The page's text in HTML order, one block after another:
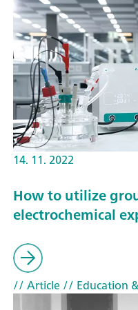
14. 11. 2022
How to utilize
electrochemical
// Article// Education